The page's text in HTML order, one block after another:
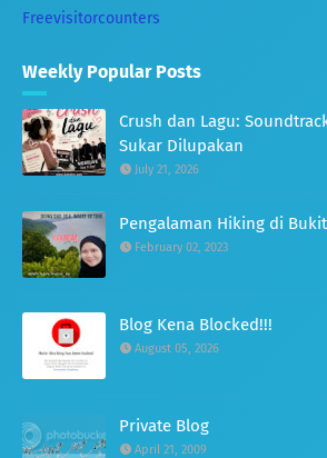
Freevisitorcounters
Weekly Popular Posts
Crush dan Lagu:
Sukar Dilupakan
July 21, 2026
Pengalaman Hiking di
February 02, 2023
Blog Kena Blocked!!!
August 05, 2026
Private Blog
April 21, 2009